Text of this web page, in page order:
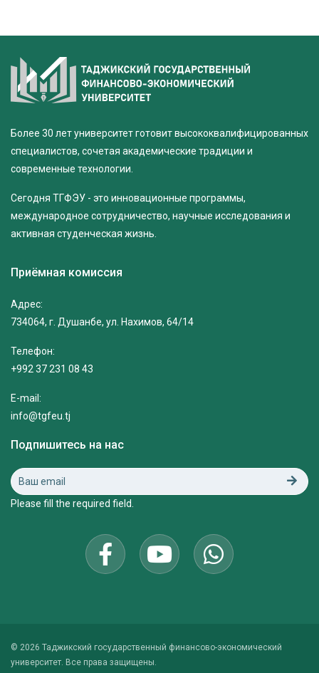
Более 30 лет университет готовит высококвалифицированных
специалистов, сочетая академические традиции и
современные технологии.
Сегодня ТГФЭУ - это инновационные программы,
международное сотрудничество, научные исследования и
активная студенческая жизнь.
Приёмная комиссия
Адрес:
734064, г. Душанбе, ул. Нахимов, 64/14
Телефон:
+992 37 231 08 43
E-mail:
info@tgfeu.tj
Подпишитесь на нас
Please fill the required field.
© 2026 Таджикский государственный финансово-экономический
университет. Все права защищены.